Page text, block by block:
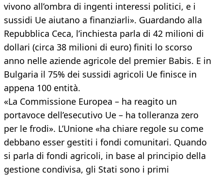
vivono all’ombra di ingenti interessi politici, e i
sussidi Ue aiutano a finanziarli». Guardando alla
Repubblica Ceca, l’inchiesta parla di 42 milioni di
dollari (circa 38 milioni di euro) finiti lo scorso
anno nelle aziende agricole del premier Babis. E in
Bulgaria il 75% dei sussidi agricoli Ue finisce in
appena 100 entità.
«La Commissione Europea – ha reagito un
portavoce dell’esecutivo Ue – ha tolleranza zero
per le frodi». L’Unione «ha chiare regole su come
debbano esser gestiti i fondi comunitari. Quando
si parla di fondi agricoli, in base al principio della
gestione condivisa, gli Stati sono i primi